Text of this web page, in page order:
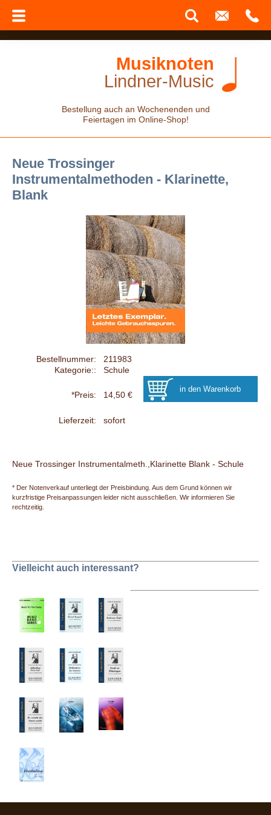
Musiknoten
Lindner-Music
Bestellung auch an Wochenenden und
Feiertagen im Online-Shop!
Neue Trossinger
Instrumentalmethoden - Klarinette,
Blank
Bestellnummer:
211983
Kategorie::
Schule
*Preis: 14,50 €
Lieferzeit: sofort
Neue Trossinger Instrumentalmeth.,Klarinette Blank - Schule
* Der Notenverkauf unterliegt der Preisbindung. Aus dem Grund können wir
kurzfristige Preisanpassungen leider nicht ausschließen. Wir informieren Sie
rechtzeitig.
Vielleicht auch interessant?